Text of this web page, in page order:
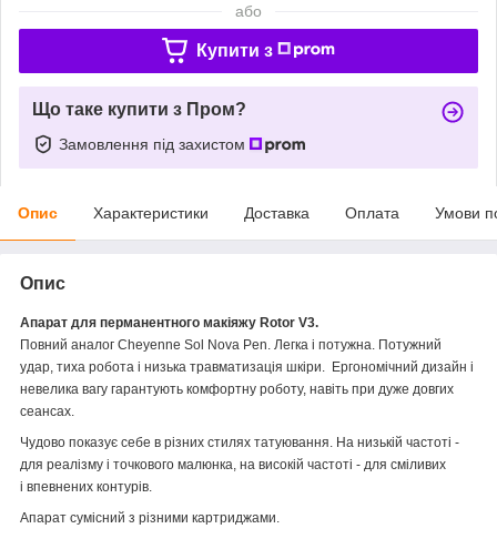
або
Купити з
Що таке купити з Пром?
Замовлення під захистом
Опис Характеристики Доставка Оплата Умови
Опис
Апарат для перманентного макіяжу Rotor V3.
Повний аналог Cheyenne Sol Nova Pen. Легка і потужна. Потужний
удар, тиха робота і низька травматизація шкіри.
Ергономічний дизайн і
невелика вагу гарантують комфортну роботу, навіть при дуже довгих
сеансах.
Чудово показує себе в різних стилях татуювання. На низькій частоті -
для реалізму і точкового малюнка, на високій частоті - для сміливих
і впевнених контурів.
Апарат сумісний з різними картриджами.